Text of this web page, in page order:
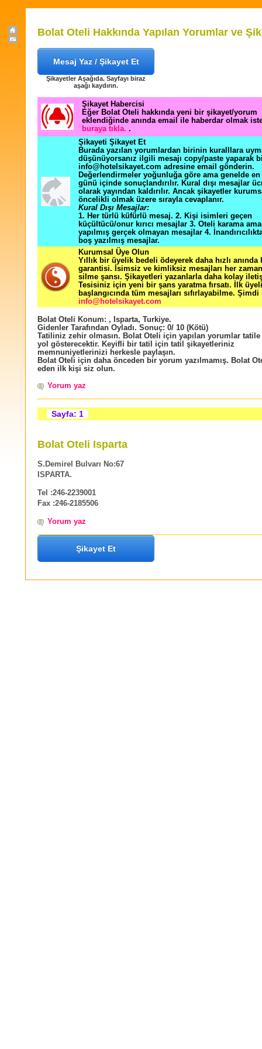
Bolat Oteli Hakkında Yapılan Yorumlar ve
Mesaj Yaz / Şikayet Et
Şikayetler Aşağıda. Sayfayı biraz
aşağı kaydırın.
Şikayet Habercisi
Eğer Bolat Oteli hakkında yeni bir şikayet/yorum
eklendiğinde anında email ile haberdar olmak
buraya tıkla. .
Şikayeti Şikayet Et
Burada yazılan yorumlardan birinin kuralllara
düşünüyorsanız ilgili mesajı copy/paste yaparak
info@hotelsikayet.com adresine email gönderin.
Değerlendirmeler yoğunluğa göre ama genelde
günü içinde sonuçlandırılır. Kural dışı mesajlar
olarak yayından kaldırılır. Ancak şikayetler
öncelikli olmak üzere sırayla cevaplanır.
Kural Dışı Mesajlar:
1. Her türlü küfürlü mesaj. 2. Kişi isimleri geçen
küçültücü/onur kırıcı mesajlar 3. Oteli karama
yapılmış gerçek olmayan mesajlar 4.
boş yazılmış mesajlar.
Kurumsal Üye Olun
Yıllık bir üyelik bedeli ödeyerek daha hızlı
garantisi. İsimsiz ve kimliksiz mesajları her zaman
silme şansı. Şikayetleri yazanlarla daha kolay
Tesisiniz için yeni bir şans yaratma fırsatı. İlk
başlangıcında tüm mesajları sıfırlayabilme. Şimdi
info@hotelsikayet.com
Bolat Oteli Konum: , Isparta, Turkiye.
Gidenler Tarafından Oyladı. Sonuç: 0/ 10 (Kötü)
Tatiliniz zehir olmasın. Bolat Oteli için yapılan yorumlar tatile
yol gösterecektir. Keyifli bir tatil için tatil şikayetleriniz
memnuniyetlerinizi herkesle paylaşın.
Bolat Oteli için daha önceden bir yorum yazılmamış. Bolat
eden ilk kişi siz olun.
Yorum yaz
Sayfa: 1
Bolat Oteli Isparta
S.Demirel Bulvarı No:67
ISPARTA.
Tel :246-2239001
Fax :246-2185506
Yorum yaz
Şikayet Et